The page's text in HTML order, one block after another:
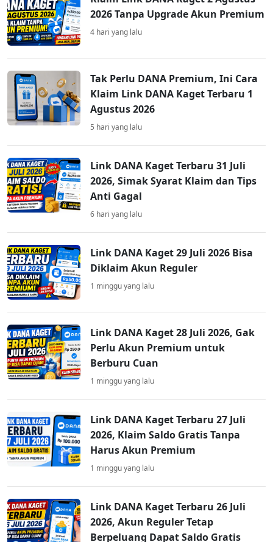
2026 Tanpa Upgrade Akun Premium
4 hari yang lalu
Tak Perlu DANA Premium, Ini Cara
Klaim Link DANA Kaget Terbaru 1
Agustus 2026
5 hari yang lalu
Link DANA Kaget Terbaru 31 Juli
2026, Simak Syarat Klaim dan Tips
Anti Gagal
6 hari yang lalu
Link DANA Kaget 29 Juli 2026 Bisa
Diklaim Akun Reguler
1 minggu yang lalu
Link DANA Kaget 28 Juli 2026, Gak
Perlu Akun Premium untuk
Berburu Cuan
1 minggu yang lalu
Link DANA Kaget Terbaru 27 Juli
2026, Klaim Saldo Gratis Tanpa
Harus Akun Premium
1 minggu yang lalu
Link DANA Kaget Terbaru 26 Juli
2026, Akun Reguler Tetap
Berpeluang Dapat Saldo Gratis